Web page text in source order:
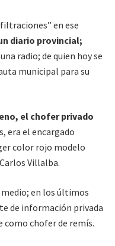
en ese
diario provincial;
radio; de quien hoy se
municipal para su
el chofer privado
era el encargado
color rojo modelo
Villalba.
medio; en los últimos
de información privada
como chofer de remís.